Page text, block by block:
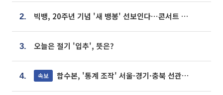
2. 빅뱅, 20주년 기념 '새 뱅봉' 선보인다⋯콘서트 앞두고 팝업 개최
3. 오늘은 절기 '입추', 뜻은?
4. 속보 합수본, '통계 조작' 서울·경기·충북 선관위 등 추가 압수수색